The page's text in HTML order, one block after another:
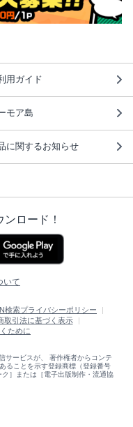
用ガイド
モア島
に関するお知らせ
ロード！
いて
検索プライバシーポリシー
取引法に基づく表示
ために
サービスが、 著作権者からコンテ
ることを示す登録商標（登録番号
］または［電子出版制作・流通協